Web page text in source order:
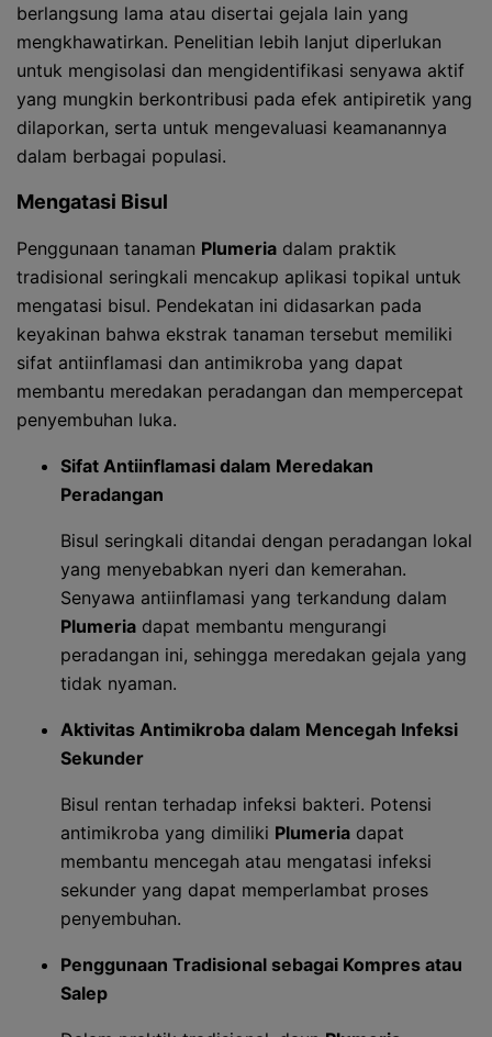
berlangsung lama atau disertai gejala lain yang
mengkhawatirkan. Penelitian lebih lanjut diperlukan
untuk mengisolasi dan mengidentifikasi senyawa aktif
yang mungkin berkontribusi pada efek antipiretik yang
dilaporkan, serta untuk mengevaluasi keamanannya
dalam berbagai populasi.
Mengatasi Bisul
Penggunaan tanaman Plumeria dalam praktik
tradisional seringkali mencakup aplikasi topikal untuk
mengatasi bisul. Pendekatan ini didasarkan pada
keyakinan bahwa ekstrak tanaman tersebut memiliki
sifat antiinflamasi dan antimikroba yang dapat
membantu meredakan peradangan dan mempercepat
penyembuhan luka.
Sifat Antiinflamasi dalam Meredakan
Peradangan
Bisul seringkali ditandai dengan peradangan lokal
yang menyebabkan nyeri dan kemerahan.
Senyawa antiinflamasi yang terkandung dalam
Plumeria dapat membantu mengurangi
peradangan ini, sehingga meredakan gejala yang
tidak nyaman.
Aktivitas Antimikroba dalam Mencegah Infeksi
Sekunder
Bisul rentan terhadap infeksi bakteri. Potensi
antimikroba yang dimiliki Plumeria dapat
membantu mencegah atau mengatasi infeksi
sekunder yang dapat memperlambat proses
penyembuhan.
Penggunaan Tradisional sebagai Kompres atau
Salep